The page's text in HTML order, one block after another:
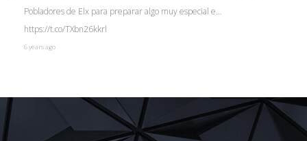
Pobladores de Elx para preparar algo muy especial e…
https://t.co/TXbn26kkrl
6 years ago